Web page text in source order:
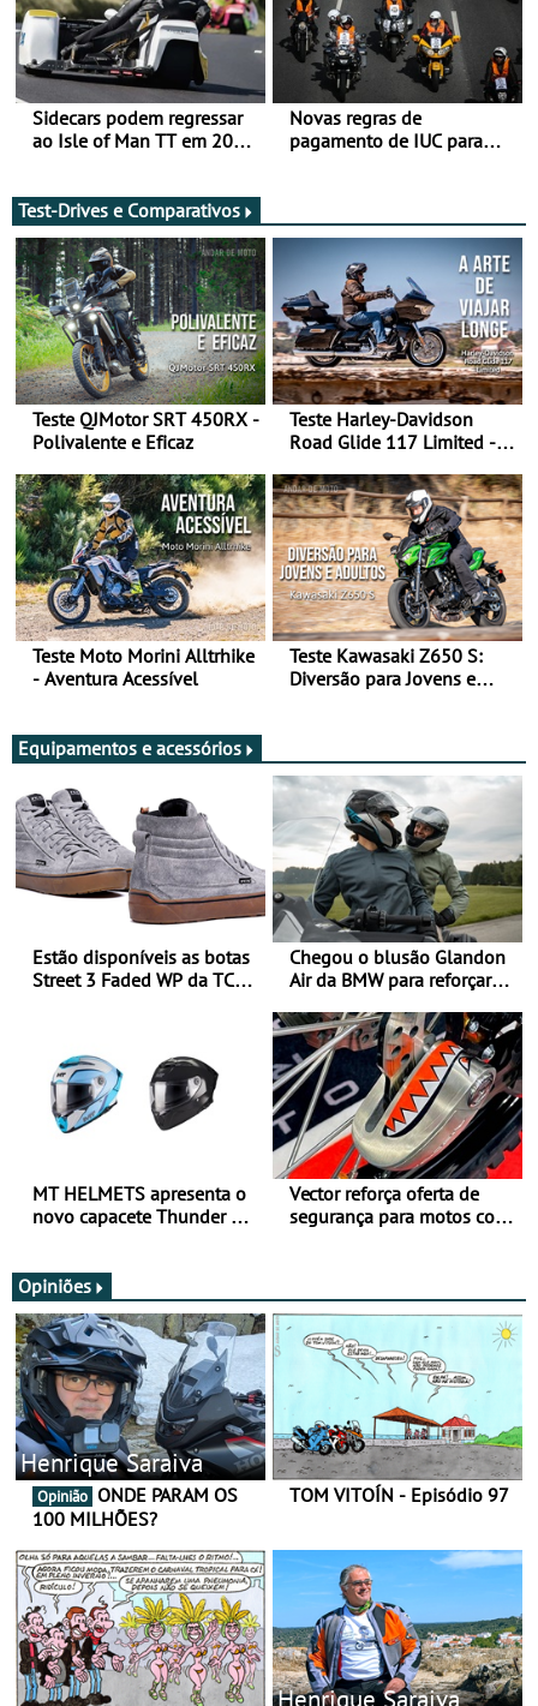
Sidecars podem regressar
ao Isle of Man TT em 2027
Novas regras de
pagamento de IUC para
Test-Drives e Comparativos
Teste QJMotor SRT 450RX -
Polivalente e Eficaz
Teste Harley-Davidson
Road Glide 117 Limited - A
Teste Moto Morini Alltrhike
- Aventura Acessível
Teste Kawasaki Z650 S:
Diversão para Jovens e
Equipamentos e acessórios
Estão disponíveis as botas
Street 3 Faded WP da TCX
Chegou o blusão Glandon
Air da BMW para reforçar
verão
MT HELMETS apresenta o
novo capacete Thunder 4 R
Vector reforça oferta de
segurança para motos com
Opiniões
Henrique Saraiva
Opinião
100 MILHÕES?
TOM VITOÍN - Episódio 97
Henrique Saraiva